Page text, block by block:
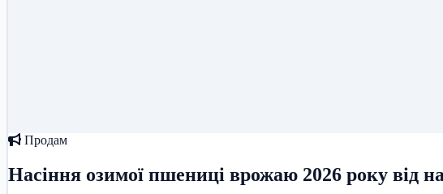
Продам
Насіння озимої пшениці врожаю 2026 року від